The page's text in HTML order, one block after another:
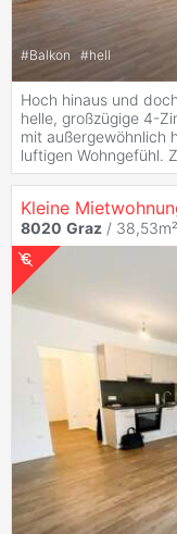
#Balkon #hell
Hoch hinaus und
helle, großzügige 4-
mit außergewöhnlich
luftigen Wohngefühl.
Kleine
8020 Graz /